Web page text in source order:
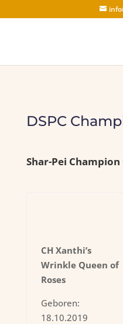
DSPC
Shar-Pei Champion
CH Xanthi’s
Wrinkle Queen of
Roses
Geboren:
18.10.2019